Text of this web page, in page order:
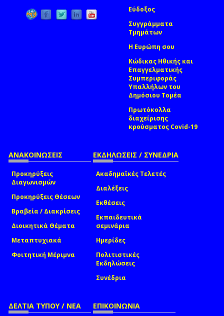
Εύδοξος
Συγγράμματα
Τμημάτων
Η Ευρώπη σου
Κώδικας Ηθικής και
Επαγγελματικής
Συμπεριφοράς
Υπαλλήλων του
Δημόσιου Τομέα
Πρωτόκολλα
διαχείρισης
κρούσματος Covid-19
ΑΝΑΚΟΙΝΩΣΕΙΣ
Προκηρύξεις
Διαγωνισμών
Προκηρύξεις Θέσεων
Βραβεία / Διακρίσεις
Διοικητικά Θέματα
Μεταπτυχιακά
Φοιτητική Μέριμνα
ΕΚΔΗΛΩΣΕΙΣ / ΣΥΝΕΔΡΙΑ
Ακαδημαϊκές Τελετές
Διαλέξεις
Εκθέσεις
Εκπαιδευτικά
σεμινάρια
Ημερίδες
Πολιτιστικές
Εκδηλώσεις
Συνέδρια
ΔΕΛΤΙΑ ΤΥΠΟΥ / ΝΕΑ ΕΠΙΚΟΙΝΩΝΙΑ